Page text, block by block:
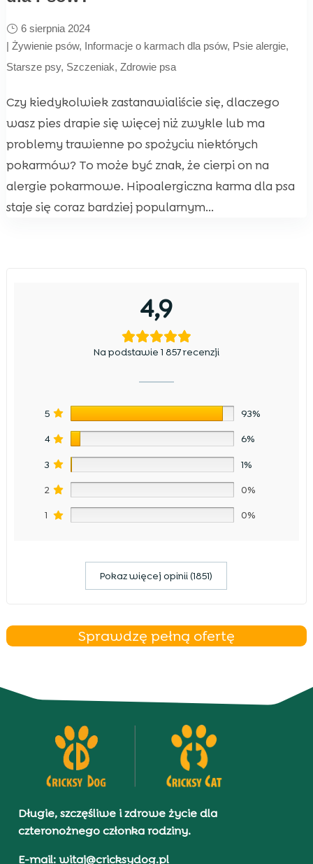
6 sierpnia 2024
| Żywienie psów, Informacje o karmach dla psów, Psie alergie,
Starsze psy, Szczeniak, Zdrowie psa
Czy kiedykolwiek zastanawialiście się, dlaczego
wasz pies drapie się więcej niż zwykle lub ma
problemy trawienne po spożyciu niektórych
pokarmów? To może być znak, że cierpi on na
alergie pokarmowe. Hipoalergiczna karma dla psa
staje się coraz bardziej popularnym...
4,9
Na podstawie 1 857 recenzji
5 93%
4 6%
3 1%
2 0%
1 0%
Pokaz więcej opinii (1851)
Sprawdzę pełną ofertę
Długie, szczęśliwe i zdrowe życie dla
czteronożnego członka rodziny.
E-mail: witaj@cricksydog.pl